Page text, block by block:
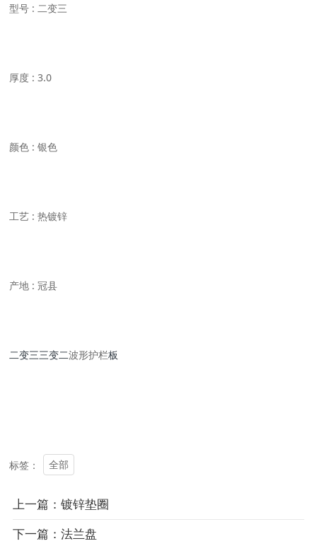
型号 : 二变三
厚度 : 3.0
颜色 : 银色
工艺 : 热镀锌
产地 : 冠县
二变三三变二波形护栏板
标签： 全部
上一篇：镀锌垫圈
下一篇：法兰盘